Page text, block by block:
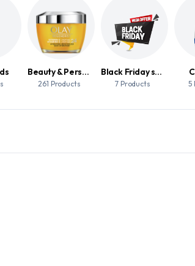
Beauty & Personal Care
261 Products
Black Friday sale
7 Products 5